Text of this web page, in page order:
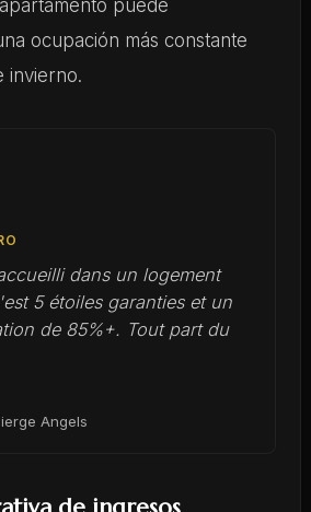
puede
ocupación más constante
invierno.
dans un logement
5 étoiles garanties et un
de 85%+. Tout part du
Angels